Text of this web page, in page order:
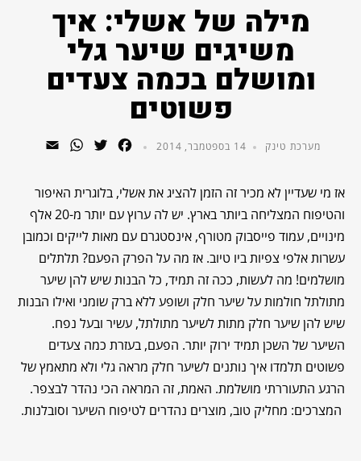
מילה של אשלי: איך
משיגים שיער גלי
ומושלם בכמה צעדים
פשוטים
מערכת טינק 14 בספטמבר, 2014 Facebook
Twitter
WhatsApp
אז מי שעדיין לא מכיר זה הזמן להציג את אשלי, בלוגרית האיפור
והטיפוח המצליחה ביותר בארץ. יש לה ערוץ עם יותר מ-20 אלף
מינויים, עמוד פייסבוק מטורף, אינסטגרם עם מאות לייקים וכמובן
עשרות אלפי צפיות ביו טיוב. אז מה על הפרק הפעם? תלתלים
מושלמים! מה לעשות, ככה זה תמיד, כל הבנות שיש להן שיער
מתולתל חולמות על שיער חלק ושופע ללא ברק שומני ואילו הבנות
שיש להן שיער חלק מתות לשיער מתולתל, עשיר ובעל נפח.
השיער של השכן תמיד ירוק יותר. הפעם, בעזרת כמה צעדים
פשוטים תלמדו איך נותנים לשיער חלק מראה גלי ולא מתאמץ של
הרגע התעוררתי מושלמת. האמת, זה המראה הכי נהדר לבצפר.
המצרכים: מחליק טוב, מוצרים נהדרים לטיפוח השיער וסובלנות.